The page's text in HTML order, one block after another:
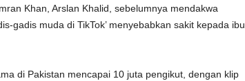
Khan, Arslan Khalid, sebelumnya mendakwa
gadis muda di TikTok’ menyebabkan sakit kepada ibu
di Pakistan mencapai 10 juta pengikut, dengan klip